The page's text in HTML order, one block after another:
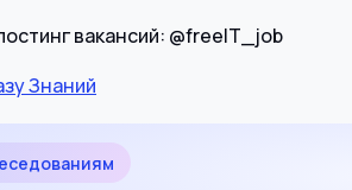
вакансий: @freeIT_job
Знаний